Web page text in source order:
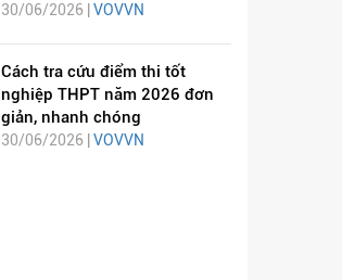
30/06/2026 | VOVVN
Cách tra cứu điểm thi tốt
nghiệp THPT năm 2026 đơn
giản, nhanh chóng
30/06/2026 |VOVVN